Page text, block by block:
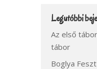
Legutóbbi
Az első
tábor
Boglya